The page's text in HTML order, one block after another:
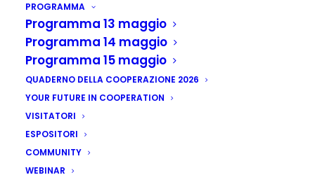
PROGRAMMA
Programma 13 maggio
Programma 14 maggio
Programma 15 maggio
QUADERNO DELLA COOPERAZIONE 2026
YOUR FUTURE IN COOPERATION
VISITATORI
ESPOSITORI
COMMUNITY
WEBINAR